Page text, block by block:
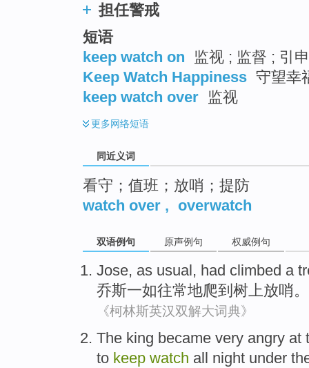
担任警戒
短语
keep watch on
监视 ; 监督 ; 引
Keep Watch Happiness 守望幸
keep watch over 监视
更多网络短语
同近义词
看守；值班；放哨；提防
watch over , overwatch
双语例句 原声例句 权威例句
Jose, as usual , had climbed a
乔斯一如往常地爬到 树上放哨。
《柯林斯英汉双解大词典》
The king became very angry at
to keep watch all night under